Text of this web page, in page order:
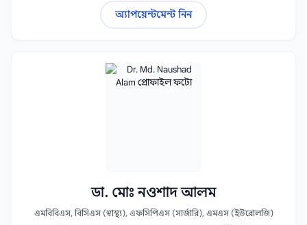
অ্যাপয়েন্টমেন্ট নিন
ডা. মোঃ নওশাদ আলম
এমবিবিএস, বিসিএস (স্বাস্থ্য), এফসিপিএস (সার্জারি), এমএস (ইউরোলজি)